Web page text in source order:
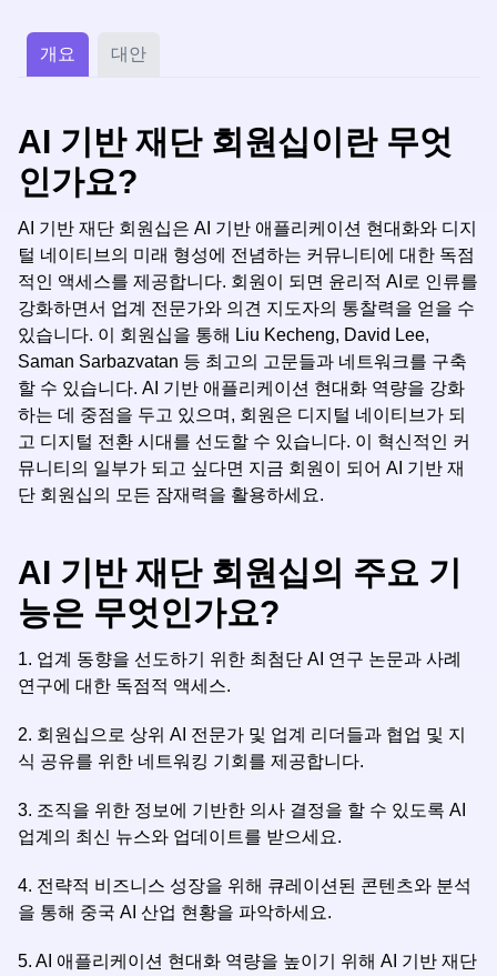
개요 대안
AI 기반 재단 회원십이란 무엇
인가요?
AI 기반 재단 회원십은 AI 기반 애플리케이션 현대화와 디지
털 네이티브의 미래 형성에 전념하는 커뮤니티에 대한 독점
적인 액세스를 제공합니다. 회원이 되면 윤리적 AI로 인류를
강화하면서 업계 전문가와 의견 지도자의 통찰력을 얻을 수
있습니다. 이 회원십을 통해 Liu Kecheng, David Lee,
Saman Sarbazvatan 등 최고의 고문들과 네트워크를 구축
할 수 있습니다. AI 기반 애플리케이션 현대화 역량을 강화
하는 데 중점을 두고 있으며, 회원은 디지털 네이티브가 되
고 디지털 전환 시대를 선도할 수 있습니다. 이 혁신적인 커
뮤니티의 일부가 되고 싶다면 지금 회원이 되어 AI 기반 재
단 회원십의 모든 잠재력을 활용하세요.
AI 기반 재단 회원십의 주요 기
능은 무엇인가요?
1. 업계 동향을 선도하기 위한 최첨단 AI 연구 논문과 사례
연구에 대한 독점적 액세스.
2. 회원십으로 상위 AI 전문가 및 업계 리더들과 협업 및 지
식 공유를 위한 네트워킹 기회를 제공합니다.
3. 조직을 위한 정보에 기반한 의사 결정을 할 수 있도록 AI
업계의 최신 뉴스와 업데이트를 받으세요.
4. 전략적 비즈니스 성장을 위해 큐레이션된 콘텐츠와 분석
을 통해 중국 AI 산업 현황을 파악하세요.
5. AI 애플리케이션 현대화 역량을 높이기 위해 AI 기반 재단